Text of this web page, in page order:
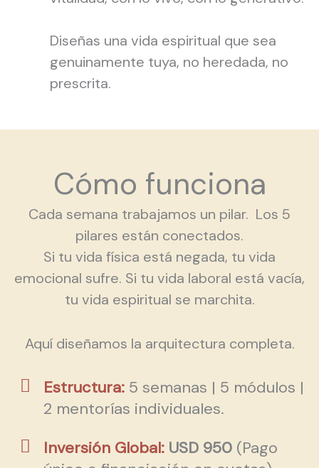
Diseñas una vida espiritual que sea
genuinamente tuya, no heredada, no
prescrita.
Cómo funciona
Cada semana trabajamos un pilar. Los 5
pilares están conectados.
Si tu vida física está negada, tu vida
emocional sufre. Si tu vida laboral está vacía,
tu vida espiritual se marchita.
Aquí diseñamos la arquitectura completa.
Estructura: 5 semanas | 5 módulos |
2 mentorías individuales.
Inversión Global: USD 950 (Pago